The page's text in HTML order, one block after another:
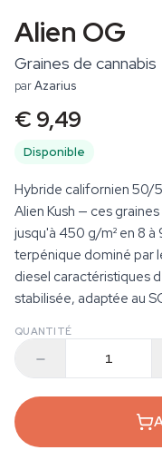
Alien OG
Graines de cannabis
parAzarius
€ 9,49
Disponible
Hybride californien 50/
Alien Kush — ces
jusqu'à 450 g/m² en 8
terpénique dominé par
diesel caractéristiques
stabilisée, adaptée au
QUANTITÉ